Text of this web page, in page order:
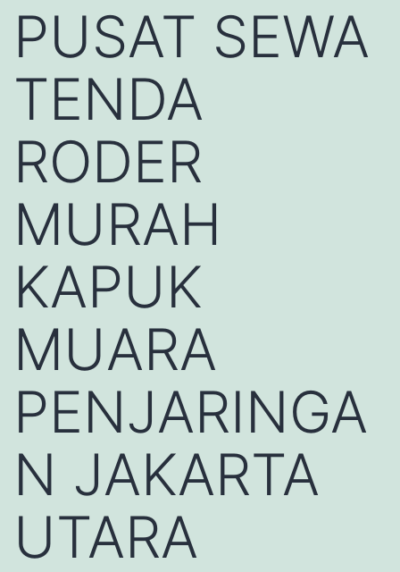
PUSAT SEWA
TENDA
RODER
MURAH
KAPUK
MUARA
PENJARINGA
N JAKARTA
UTARA